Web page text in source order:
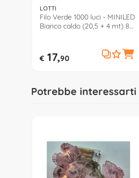
LOTTI
Filo Verde 1000 luci - MINILED
Bianco caldo (20,5 + 4 mt) 8
€ 17,90
Potrebbe interessarti